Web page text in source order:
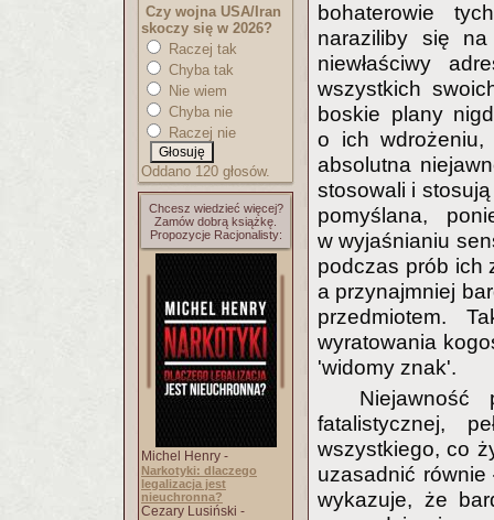
Czy wojna USA/Iran
skoczy się w 2026?
Raczej tak
Chyba tak
Nie wiem
Chyba nie
Raczej nie
Oddano 120 głosów.
Chcesz wiedzieć więcej?
Zamów dobrą książkę.
Propozycje Racjonalisty:
Michel Henry -
Narkotyki: dlaczego
legalizacja jest
nieuchronna?
Cezary Lusiński -
bohaterowie
naraziliby się
niewłaściwy
wszystkich
boskie plany
o ich wdrożeniu,
absolutna
stosowali i
pomyślana,
w wyjaśnianiu
podczas prób ich
a przynajmniej
przedmiotem.
wyratowania
'widomy znak'.
fatalistycznej,
wszystkiego, co
uzasadnić równie
wykazuje, że